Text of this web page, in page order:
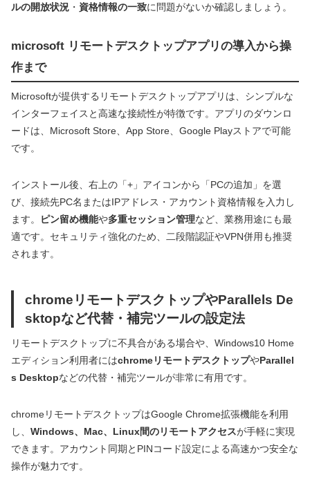
ルの開放状況 ・ 資格情報の一致に問題がないか確認しましょう。
microsoft リモートデスクトップアプリの導入から操
作まで
Microsoftが提供するリモートデスクトップアプリは、シンプルな
インターフェイスと高速な接続性が特徴です。アプリのダウンロ
ードは、Microsoft Store、App Store、Google Playストアで可能
です。
インストール後、右上の「+」アイコンから「PCの追加」を選
び、接続先PC名またはIPアドレス・アカウント資格情報を入力し
ます。
ピン留め機能や多重セッション管理など、業務用途にも最
適です。セキュリティ強化のため、二段階認証やVPN併用も推奨
されます。
chromeリモートデスクトップやParallels De
sktopなど代替・補完ツールの設定法
リモートデスクトップに不具合がある場合や、Windows10 Home
エディション利用者にはchromeリモートデスクトップやParallel
s Desktopなどの代替・補完ツールが非常に有用です。
chromeリモートデスクトップはGoogle Chrome拡張機能を利用
し、 Windows、Mac、Linux間のリモートアクセスが手軽に実現
できます。アカウント同期とPINコード設定による高速かつ安全な
操作が魅力です。